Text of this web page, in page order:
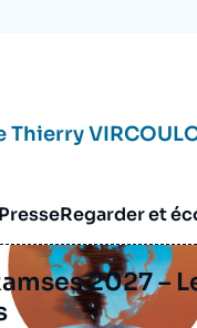
Thierry
PresseRegarder et
2027 –